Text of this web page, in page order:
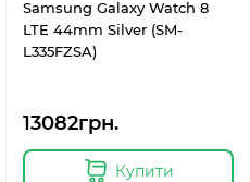
Samsung Galaxy Watch 8
LTE 44mm Silver (SM-
L335FZSA)
13082грн.
Купити